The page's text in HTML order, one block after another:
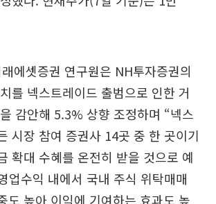
에셋증권 연구원은 NH투자증권의
를 넥스트레이드 출범으로 인한 거
감안해 5.3% 상향 조정하며 “넥스
시장 참여 증권사 14곳 중 한 곳이기
확대 수혜를 온전히 받을 것으로 예
업수익 내에서 국내 주식 위탁매매
도 높아 이익에 기여하는 효과도 높